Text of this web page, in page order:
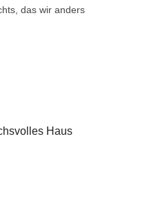
das wir anders
Haus